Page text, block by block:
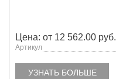
Цена: от 12 562.00 руб.
Артикул
УЗНАТЬ БОЛЬШЕ